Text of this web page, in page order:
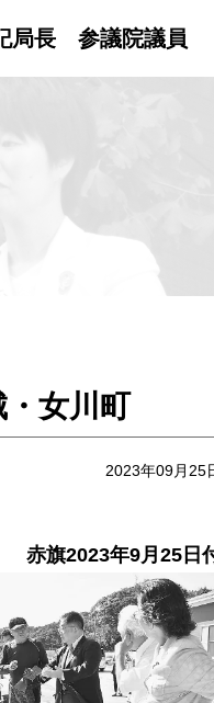
局長 参議院議員
女川町
2023年09月25
赤旗2023年9月25日